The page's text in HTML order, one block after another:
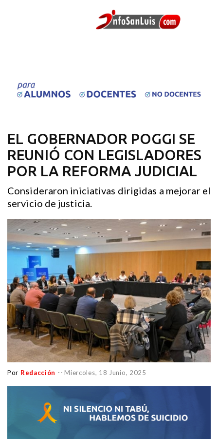
EL GOBERNADOR POGGI SE
REUNIÓ CON LEGISLADORES
POR LA REFORMA JUDICIAL
Consideraron iniciativas dirigidas a mejorar el
servicio de justicia.
Por Redacción -- Miercoles, 18 Junio, 2025